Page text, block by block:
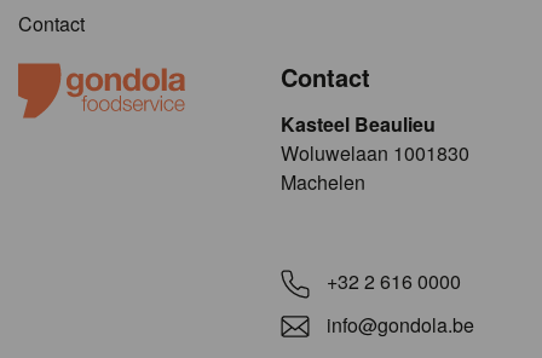
Contact
Contact
Kasteel Beaulieu
​​​Woluwelaan 1001830
Machelen
+32 2 616 0000
info@gondola.be